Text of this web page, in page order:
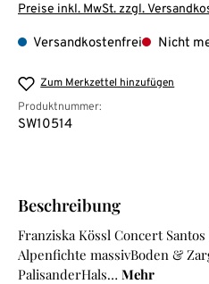
Preise inkl. MwSt. zzgl.
Versandkostenfrei Nicht
Zum Merkzettel hinzufügen
Produktnummer:
SW10514
Beschreibung
Franziska Kössl Concert
Alpenfichte massivBoden &
PalisanderHals… Mehr